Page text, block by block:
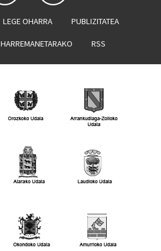
LEGE OHARRA PUBLIZITATEA
HARREMANETARAKO RSS